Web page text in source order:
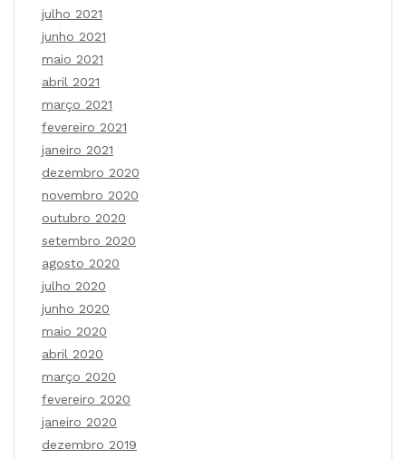
julho 2021
junho 2021
maio 2021
abril 2021
março 2021
fevereiro 2021
janeiro 2021
dezembro 2020
novembro 2020
outubro 2020
setembro 2020
agosto 2020
julho 2020
junho 2020
maio 2020
abril 2020
março 2020
fevereiro 2020
janeiro 2020
dezembro 2019